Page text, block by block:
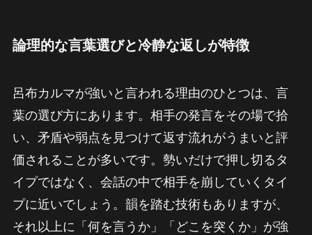
論理的な言葉選びと冷静な返しが特徴
呂布カルマが強いと言われる理由のひとつは、言
葉の選び方にあります。相手の発言をその場で拾
い、矛盾や弱点を見つけて返す流れがうまいと評
価されることが多いです。勢いだけで押し切るタ
イプではなく、会話の中で相手を崩していくタイ
プに近いでしょう。韻を踏む技術もありますが、
それ以上に「何を言うか」「どこを突くか」が強